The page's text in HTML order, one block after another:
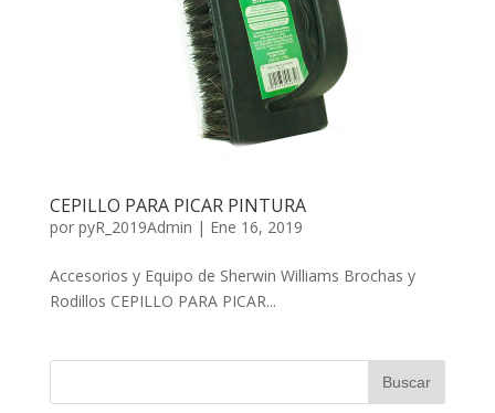
CEPILLO PARA PICAR PINTURA
por pyR_2019Admin | Ene 16, 2019
Accesorios y Equipo de Sherwin Williams Brochas y
Rodillos CEPILLO PARA PICAR...